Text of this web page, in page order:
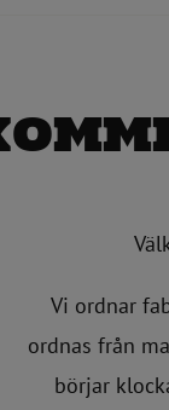
Vi ordnar
ordnas från
börjar